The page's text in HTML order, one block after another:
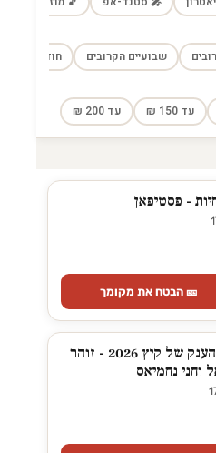
שבועיים הקרובים חודש הקרוב
עד 150 ₪ עד 200 ₪
- פסטיפאן
🎫 הבטח את מקומך
בת הים הקטנה - הפקת הענק של קיץ 2026 - זוהר
וחני נחמיאס